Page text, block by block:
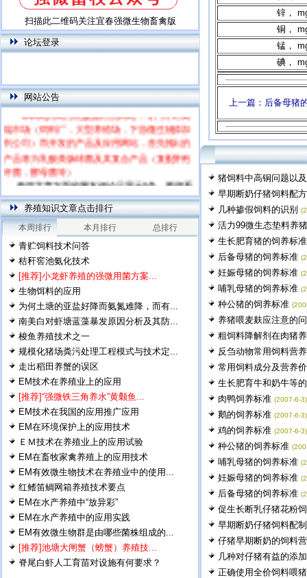
扫描此二维码关注宜春强微生物畜禽版
论坛登录
网站公告
本网站为饲用乳酸菌特别网站，专门针对高
端市场（饲料厂，大型养殖场，下游微生物添加
剂公司）而开发的产品及应用网站，首先推出的
产品将为乳酸粪肠球菌及其复合产品（复配芽孢
杆菌，酵母菌等）
每篇文章下面的网友评论只显示5条，要想看
全部评论，请点击网友评论框右上角的“更多”
养殖知识文章点击排行
本周排行 本月排行 总排行
青贮饲料技术问答
秸秆窖池氨化技术
[推荐]小龙虾养殖的强微用菌方案...
生物饵料的应用
为何土塘的亚盐好降而氨氮难降，而有...
南美白对虾塘蓝藻暴发原因分析及其防...
梭鱼养殖技术之一
规模化猪场粪污处理工程模式与技术定...
走出稻田养蟹的误区
EM技术在养殖业上的应用
[推荐]“强微铁三角养水”黄颡鱼...
EM技术在我国的应用推广应用
EM在环境保护上的应用技术
ＥＭ技术在养殖业上的应用试验
EM在畜牧家禽养殖上的应用技术
EM有效微生物技术在养殖业中的使用...
红鳍笛鲷网箱养殖技术要点
EM在水产养殖中“放异彩”
EM在水产养殖中的应用实践
EM有效微生物群是由哪些菌株组成的...
[推荐]池塘大闸蟹（螃蟹）养殖技...
脊尾白虾人工育苗对设施有何要求？
锌，
铜，
锰，
碘，
上一篇：后备母猪
猪饲料中高铜问题以
早期断奶仔猪饲料配
几种掺假饲料的识别
活力99微生态垫料养
生长肥育猪的饲养标准
后备母猪的饲养标准
妊娠母猪的饲养标准
哺乳母猪的饲养标准
种公猪的饲养标准
养猪喂麦麸应注意的
粗饲料降解剂在肉猪
反刍动物常用饲料营
常用饲料成分及营养
生长肥育牛和奶牛等
肉鸭饲养标准 (2007-6-3)
鹅的饲养标准 (2007-6-3)
鸡的饲养标准 (2007-6-3)
种公猪的饲养标准
哺乳母猪的饲养标准
妊娠母猪的饲养标准
后备母猪的饲养标准
促生长断乳仔猪花粉
早期断奶仔猪饲料配
仔猪早期断奶的饲料
几种对仔猪有益的添
正确使用全价饲料喂猪